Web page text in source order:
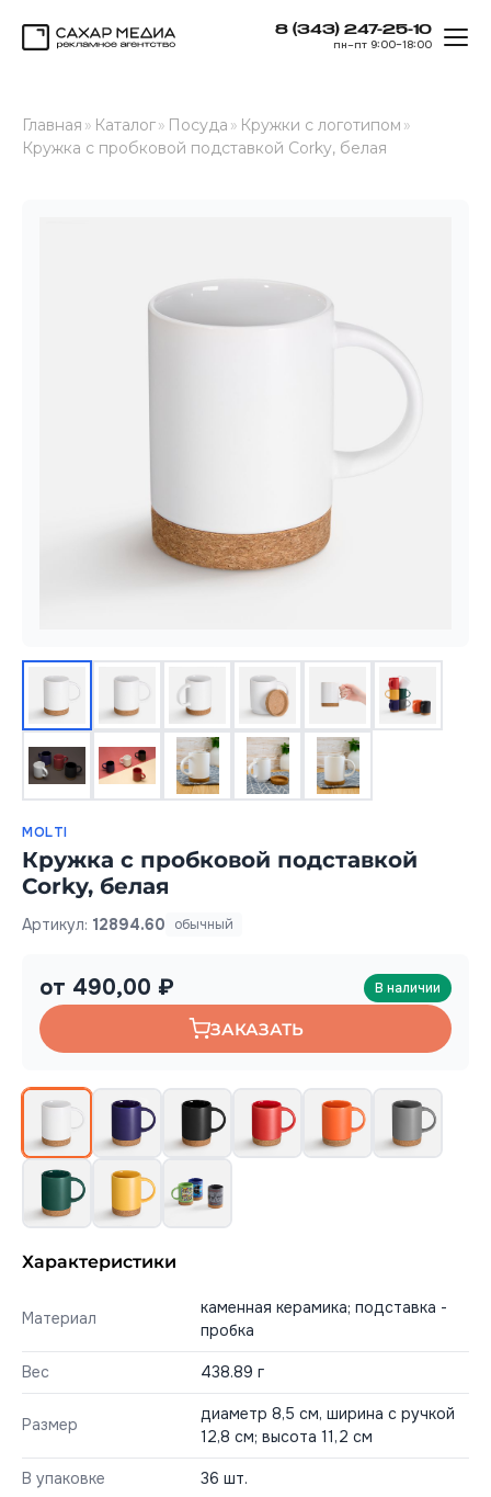
8 (343) 247-25-10
пн–пт 9:00–18:00
Главная » Каталог» Посуда » Кружки с логотипом »
Кружка с пробковой подставкой Corky, белая
MOLTI
Кружка с пробковой подставкой
Corky, белая
Артикул: 12894.60 обычный
от 490,00 ₽ В наличии
ЗАКАЗАТЬ
Характеристики
Материал
каменная керамика; подставка -
пробка
Вес 438.89 г
Размер
диаметр 8,5 см, ширина с ручкой
12,8 см; высота 11,2 см
В упаковке 36 шт.